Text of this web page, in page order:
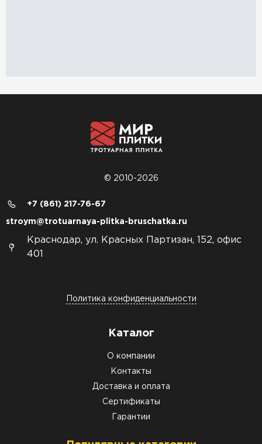
© 2010-2026
+7 (861) 217-76-67
stroym@trotuarnaya-plitka-bruschatka.ru
Краснодар, ул. Красных Партизан, 152, офис
401
Политика конфиденциальности
Каталог
О компании
Контакты
Доставка и оплата
Сертификаты
Гарантии